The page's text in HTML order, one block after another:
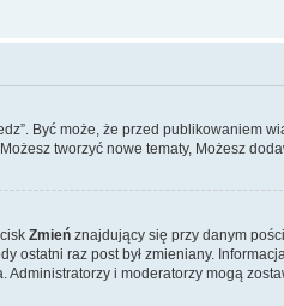
Być może, że przed publikowaniem
tworzyć nowe tematy, Możesz
Zmień znajdujący się przy danym
raz post był zmieniany.
i moderatorzy mogą